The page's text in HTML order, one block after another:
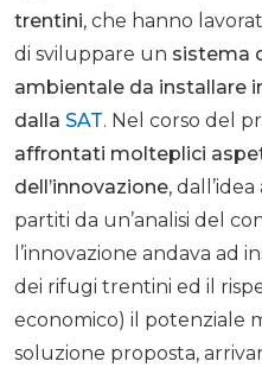
trentini, che hanno
di sviluppare un sistema
ambientale da installare
dalla SAT. Nel corso del
affrontati molteplici
dell’innovazione,
partiti da un’analisi del
l’innovazione andava ad
dei rifugi trentini ed il
economico) il potenziale
soluzione proposta,